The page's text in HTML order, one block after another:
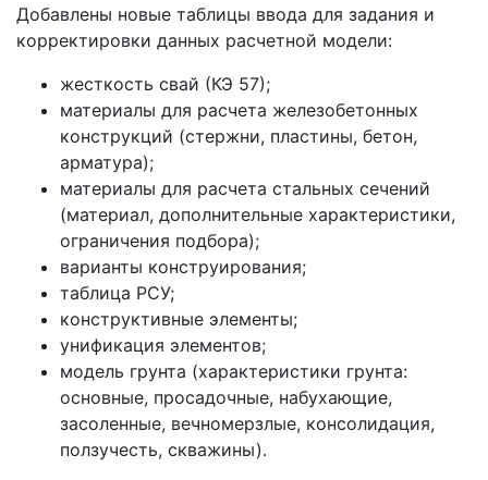
Добавлены новые таблицы ввода для задания и
корректировки данных расчетной модели:
жесткость свай (КЭ 57);
материалы для расчета железобетонных
конструкций (стержни, пластины, бетон,
арматура);
материалы для расчета стальных сечений
(материал, дополнительные характеристики,
ограничения подбора);
варианты конструирования;
таблица РСУ;
конструктивные элементы;
унификация элементов;
модель грунта (характеристики грунта:
основные, просадочные, набухающие,
засоленные, вечномерзлые, консолидация,
ползучесть, скважины).